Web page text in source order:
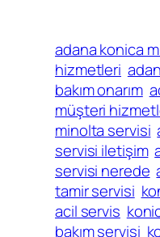
adana konica
hizmetleri
bakım onarım
müşteri
minolta servisi
servisi iletişim
servisi nerede
tamir servisi
acil servis
bakım servisi